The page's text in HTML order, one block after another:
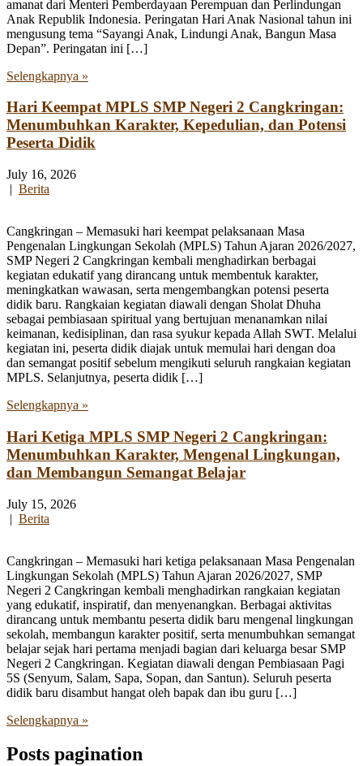
amanat dari Menteri Pemberdayaan Perempuan dan Perlindungan
Anak Republik Indonesia. Peringatan Hari Anak Nasional tahun ini
mengusung tema “Sayangi Anak, Lindungi Anak, Bangun Masa
Depan”. Peringatan ini […]
Selengkapnya »
Hari Keempat MPLS SMP Negeri 2 Cangkringan:
Menumbuhkan Karakter, Kepedulian, dan Potensi
Peserta Didik
July 16, 2026
| Berita
Cangkringan – Memasuki hari keempat pelaksanaan Masa
Pengenalan Lingkungan Sekolah (MPLS) Tahun Ajaran 2026/2027,
SMP Negeri 2 Cangkringan kembali menghadirkan berbagai
kegiatan edukatif yang dirancang untuk membentuk karakter,
meningkatkan wawasan, serta mengembangkan potensi peserta
didik baru. Rangkaian kegiatan diawali dengan Sholat Dhuha
sebagai pembiasaan spiritual yang bertujuan menanamkan nilai
keimanan, kedisiplinan, dan rasa syukur kepada Allah SWT. Melalui
kegiatan ini, peserta didik diajak untuk memulai hari dengan doa
dan semangat positif sebelum mengikuti seluruh rangkaian kegiatan
MPLS. Selanjutnya, peserta didik […]
Selengkapnya »
Hari Ketiga MPLS SMP Negeri 2 Cangkringan:
Menumbuhkan Karakter, Mengenal Lingkungan,
dan Membangun Semangat Belajar
July 15, 2026
| Berita
Cangkringan – Memasuki hari ketiga pelaksanaan Masa Pengenalan
Lingkungan Sekolah (MPLS) Tahun Ajaran 2026/2027, SMP
Negeri 2 Cangkringan kembali menghadirkan rangkaian kegiatan
yang edukatif, inspiratif, dan menyenangkan. Berbagai aktivitas
dirancang untuk membantu peserta didik baru mengenal lingkungan
sekolah, membangun karakter positif, serta menumbuhkan semangat
belajar sejak hari pertama menjadi bagian dari keluarga besar SMP
Negeri 2 Cangkringan. Kegiatan diawali dengan Pembiasaan Pagi
5S (Senyum, Salam, Sapa, Sopan, dan Santun). Seluruh peserta
didik baru disambut hangat oleh bapak dan ibu guru […]
Selengkapnya »
Posts pagination